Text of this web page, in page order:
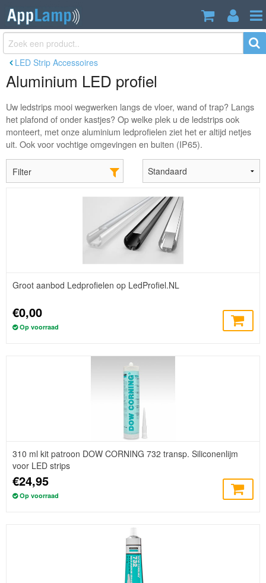
LED Strip Accessoires
Aluminium LED profiel
Uw ledstrips mooi wegwerken langs de vloer, wand of trap? Langs
het plafond of onder kastjes? Op welke plek u de ledstrips ook
monteert, met onze aluminium ledprofielen ziet het er altijd netjes
uit. Ook voor vochtige omgevingen en buiten (IP65).
Filter
Groot aanbod Ledprofielen op LedProfiel.NL
€0,00
Op voorraad
310 ml kit patroon DOW CORNING 732 transp. Siliconenlijm
voor LED strips
€24,95
Op voorraad